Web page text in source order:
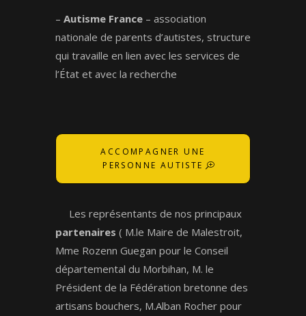
– Autisme France– association
nationale de parents d’autistes, structure
qui travaille en lien avec les services de
l’État et avec la recherche
ACCOMPAGNER UNE
PERSONNE AUTISTE
Les représentants de nos principaux
partenaires ( M.le Maire de Malestroit,
Mme Rozenn Guegan pour le Conseil
départemental du Morbihan, M. le
Président de la Fédération bretonne des
artisans bouchers, M.Alban Rocher pour